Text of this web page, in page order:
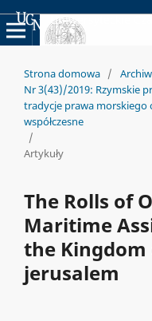
Uniwersyteckie
Strona domowa /
Nr 3(43)/2019: Rzymskie
tradycje prawa morskiego
współczesne
/
Artykuły
The Rolls of
Maritime
the Kingdom
jerusalem